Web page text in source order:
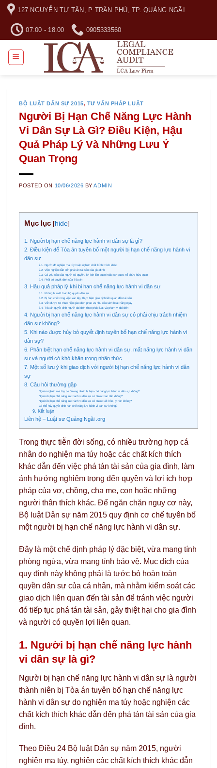
Skip
content
127 NGUYỄN TỰ TÂN, P TRẦN PHÚ, TP. QUẢNG NGÃI
07:00 - 18:00 0905333560
BỘ LUẬT DÂN SỰ 2015, TƯ VẤN PHÁP LUẬT
Người Bị Hạn Chế Năng Lực Hành
Vi Dân Sự Là Gì? Điều Kiện, Hậu
Quả Pháp Lý Và Những Lưu Ý
Quan Trọng
POSTED ON 10/06/2026 BYADMIN
Mục lục [hide]
1. Người bị hạn chế năng lực hành vi dân sự là gì?
2. Điều kiện để Tòa án tuyên bố một người bị hạn chế năng lực hành vi
dân sự
2.1. Người đó nghiện ma túy hoặc nghiện chất kích thích khác
2.2. Việc nghiện dẫn đến phá tán tài sản của gia đình
2.3. Có yêu cầu của người có quyền, lợi ích liên quan hoặc cơ quan, tổ chức hữu quan
2.4. Phải có quyết định của Tòa án
3. Hậu quả pháp lý khi bị hạn chế năng lực hành vi dân sự
3.1. Không bị mất toàn bộ quyền dân sự
3.2. Bị hạn chế trong việc xác lập, thực hiện giao dịch liên quan đến tài sản
3.3. Vẫn được tự thực hiện giao dịch phục vụ nhu cầu sinh hoạt hằng ngày
3.4. Tòa án quyết định người đại diện theo pháp luật và phạm vi đại diện
4. Người bị hạn chế năng lực hành vi dân sự có phải chịu trách nhiệm
dân sự không?
5. Khi nào được hủy bỏ quyết định tuyên bố hạn chế năng lực hành vi
dân sự?
6. Phân biệt hạn chế năng lực hành vi dân sự, mất năng lực hành vi dân
sự và người có khó khăn trong nhận thức
7. Một số lưu ý khi giao dịch với người bị hạn chế năng lực hành vi dân
sự
8. Câu hỏi thường gặp
Người nghiện ma túy có đương nhiên bị hạn chế năng lực hành vi dân sự không?
Người bị hạn chế năng lực hành vi dân sự có được bán đất không?
Người bị hạn chế năng lực hành vi dân sự có được kết hôn, ly hôn không?
Có thể hủy quyết định hạn chế năng lực hành vi dân sự không?
9. Kết luận
Liên hệ – Luật sư Quảng Ngãi .org
Trong thực tiễn đời sống, có nhiều trường hợp cá
nhân do nghiện ma túy hoặc các chất kích thích
khác dẫn đến việc phá tán tài sản của gia đình, làm
ảnh hưởng nghiêm trọng đến quyền và lợi ích hợp
pháp của vợ, chồng, cha mẹ, con hoặc những
người thân thích khác. Để ngăn chặn nguy cơ này,
Bộ luật Dân sự năm 2015 quy định cơ chế tuyên bố
một người bị hạn chế năng lực hành vi dân sự.
Đây là một chế định pháp lý đặc biệt, vừa mang tính
phòng ngừa, vừa mang tính bảo vệ. Mục đích của
quy định này không phải là tước bỏ hoàn toàn
quyền dân sự của cá nhân, mà nhằm kiểm soát các
giao dịch liên quan đến tài sản để tránh việc người
đó tiếp tục phá tán tài sản, gây thiệt hại cho gia đình
và người có quyền lợi liên quan.
1. Người bị hạn chế năng lực hành
vi dân sự là gì?
Người bị hạn chế năng lực hành vi dân sự là người
thành niên bị Tòa án tuyên bố hạn chế năng lực
hành vi dân sự do nghiện ma túy hoặc nghiện các
chất kích thích khác dẫn đến phá tán tài sản của gia
đình.
Theo Điều 24 Bộ luật Dân sự năm 2015, người
nghiện ma túy, nghiện các chất kích thích khác dẫn